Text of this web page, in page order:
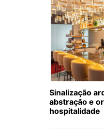
Sinalização
abstração e
hospitalidade